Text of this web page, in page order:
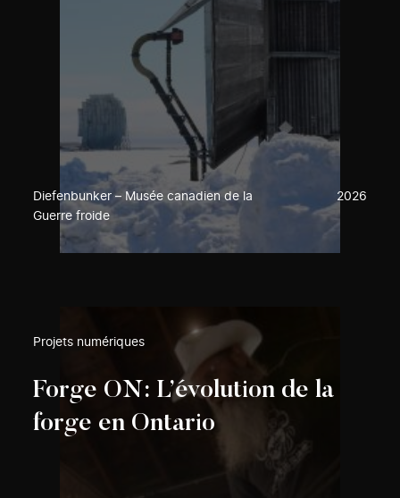
Diefenbunker – Musée canadien de la
Guerre froide
2026
Projets numériques
Forge ON: L’évolution de la
forge en Ontario